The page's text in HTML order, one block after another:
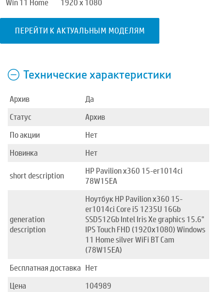
Win 11 Home 1920 x 1080
ПЕРЕЙТИ К АКТУАЛЬНЫМ МОДЕЛЯМ
Технические характеристики
Архив
Да
Статус
Архив
По акции
Нет
Новинка
Нет
short description
HP Pavilion x360 15-er1014ci
78W15EA
generation
description
Ноутбук HP Pavilion x360 15-
er1014ci Core i5 1235U 16Gb
SSD512Gb Intel Iris Xe graphics 15.6"
IPS Touch FHD (1920x1080) Windows
11 Home silver WiFi BT Cam
(78W15EA)
Бесплатная доставка Нет
Цена
104989